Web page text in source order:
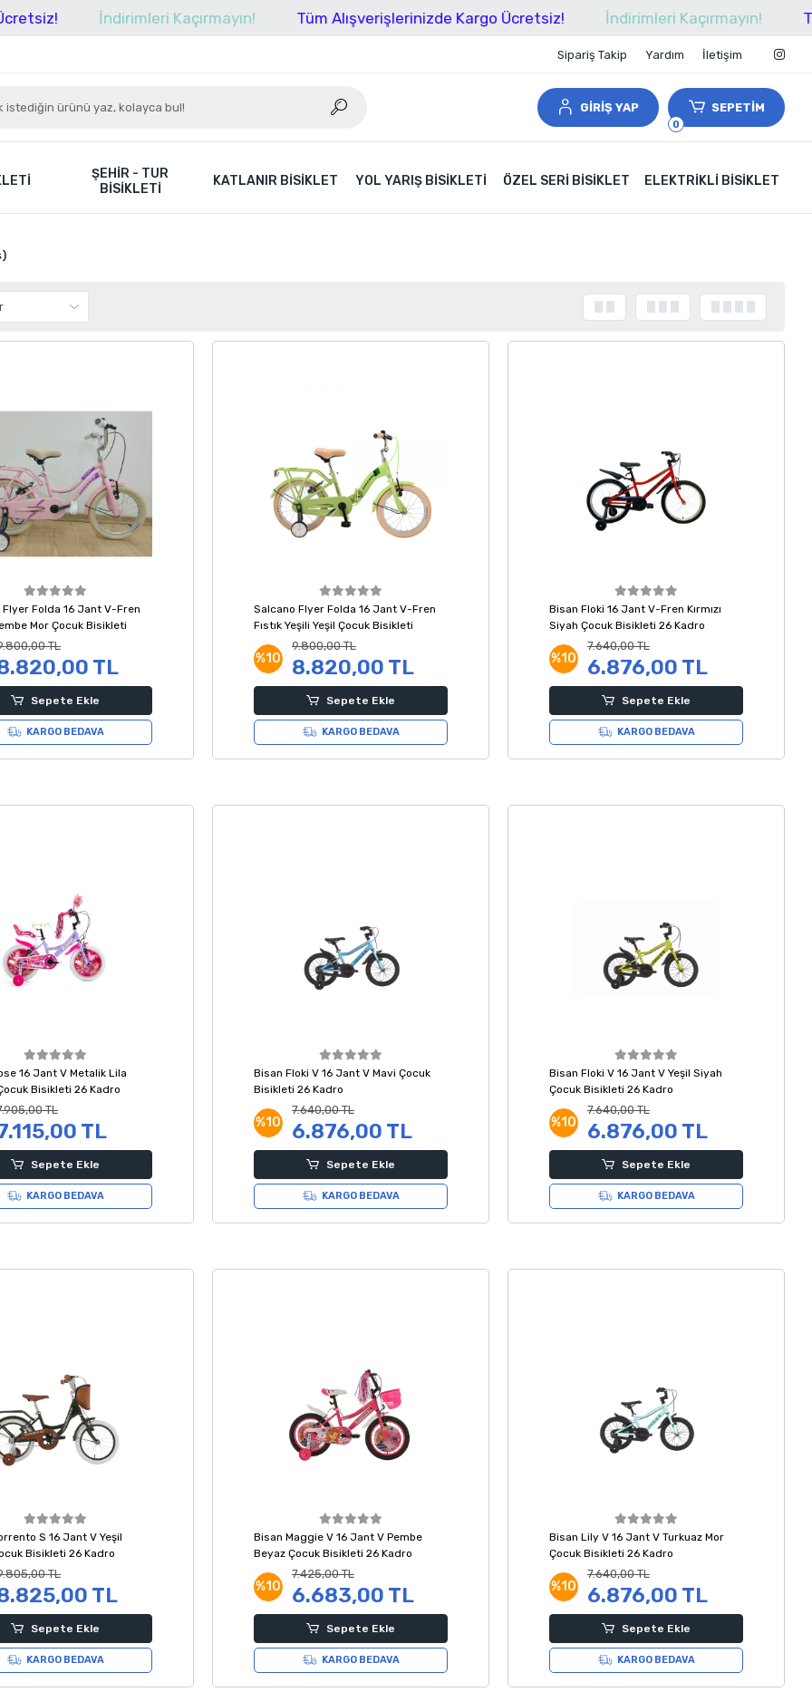
İndirimleri Kaçırmayın! Tüm Alışverişlerinizde Kargo Ücretsiz! İndirimleri Kaçırmayın! Tüm
Sipariş Takip Yardım İletişim
GİRİŞ YAP
0
SEPETİM
ŞEHIR - TUR
BISIKLETI
KATLANIR BISIKLET YOL YARIŞ BISIKLETI ÖZEL SERI BISIKLET ELEKTRIKLI BISIKLET
Flyer Folda 16 Jant V-Fren
Mor Çocuk Bisikleti
TL
TL
Sepete Ekle
KARGO BEDAVA
Salcano Flyer Folda 16 Jant V-Fren
Fıstık Yeşili Yeşil Çocuk Bisikleti
%10
9.800,00 TL
8.820,00 TL
Sepete Ekle
KARGO BEDAVA
Bisan Floki 16 Jant V-Fren Kırmızı
Siyah Çocuk Bisikleti 26 Kadro
%10
7.640,00 TL
6.876,00 TL
Sepete Ekle
KARGO BEDAVA
16 Jant V Metalik Lila
Bisikleti 26 Kadro
TL
TL
Sepete Ekle
KARGO BEDAVA
Bisan Floki V 16 Jant V Mavi Çocuk
Bisikleti 26 Kadro
%10
7.640,00 TL
6.876,00 TL
Sepete Ekle
KARGO BEDAVA
Bisan Floki V 16 Jant V Yeşil Siyah
Çocuk Bisikleti 26 Kadro
%10
7.640,00 TL
6.876,00 TL
Sepete Ekle
KARGO BEDAVA
S 16 Jant V Yeşil
Bisikleti 26 Kadro
TL
TL
Sepete Ekle
KARGO BEDAVA
Bisan Maggie V 16 Jant V Pembe
Beyaz Çocuk Bisikleti 26 Kadro
%10
7.425,00 TL
6.683,00 TL
Sepete Ekle
KARGO BEDAVA
Bisan Lily V 16 Jant V Turkuaz Mor
Çocuk Bisikleti 26 Kadro
%10
7.640,00 TL
6.876,00 TL
Sepete Ekle
KARGO BEDAVA